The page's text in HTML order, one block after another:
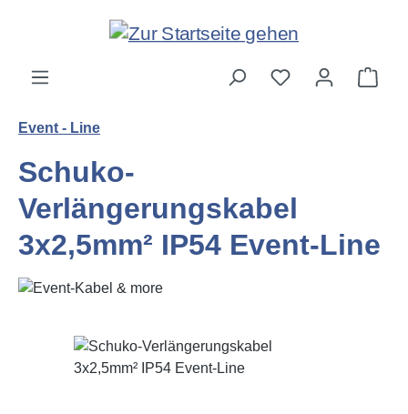
Zum Hauptinhalt springen
Event - Line
Schuko-
Verlängerungskabel
3x2,5mm² IP54 Event-Line
Bildergalerie überspringen